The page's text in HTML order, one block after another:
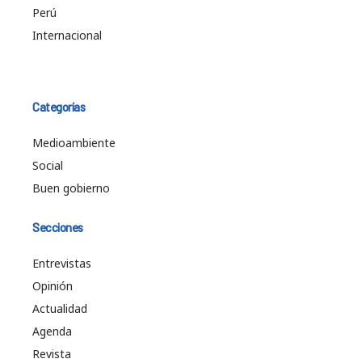
Perú
Internacional
Categorías
Medioambiente
Social
Buen gobierno
Secciones
Entrevistas
Opinión
Actualidad
Agenda
Revista